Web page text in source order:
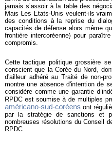
jamais s’assoir à la table des
Mais Les Etats-Unis veulent-ils
des conditions à la reprise du
capacités de défense alors même
frontière intercoréenne) pour
compromis.
Cette tactique politique grossière
conscient que la Corée du Nord,
d'ailleur adhéré au Traité de non-
montre une absence d'intention de
considère comme une garantie
RPDC est soumise à de multiples
américano-sud-coréens ont
par la stratégie de sanctions et
nombreuses résolutions du Conseil
RPDC.